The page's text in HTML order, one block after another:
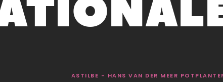
ASTILBE - HANS VAN DER MEER